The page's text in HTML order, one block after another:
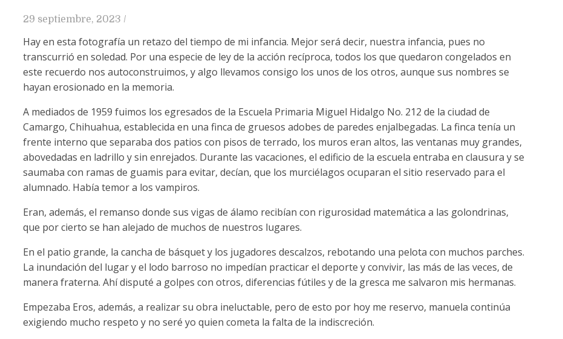
29 septiembre, 2023 /
Hay en esta fotografía un retazo del tiempo de mi infancia. Mejor será decir, nuestra infancia, pues no
transcurrió en soledad. Por una especie de ley de la acción recíproca, todos los que quedaron congelados en
este recuerdo nos autoconstruimos, y algo llevamos consigo los unos de los otros, aunque sus nombres se
hayan erosionado en la memoria.
A mediados de 1959 fuimos los egresados de la Escuela Primaria Miguel Hidalgo No. 212 de la ciudad de
Camargo, Chihuahua, establecida en una finca de gruesos adobes de paredes enjalbegadas. La finca tenía un
frente interno que separaba dos patios con pisos de terrado, los muros eran altos, las ventanas muy grandes,
abovedadas en ladrillo y sin enrejados. Durante las vacaciones, el edificio de la escuela entraba en clausura y se
saumaba con ramas de guamis para evitar, decían, que los murciélagos ocuparan el sitio reservado para el
alumnado. Había temor a los vampiros.
Eran, además, el remanso donde sus vigas de álamo recibían con rigurosidad matemática a las golondrinas,
que por cierto se han alejado de muchos de nuestros lugares.
En el patio grande, la cancha de básquet y los jugadores descalzos, rebotando una pelota con muchos parches.
La inundación del lugar y el lodo barroso no impedían practicar el deporte y convivir, las más de las veces, de
manera fraterna. Ahí disputé a golpes con otros, diferencias fútiles y de la gresca me salvaron mis hermanas.
Empezaba Eros, además, a realizar su obra ineluctable, pero de esto por hoy me reservo, manuela continúa
exigiendo mucho respeto y no seré yo quien cometa la falta de la indiscreción.